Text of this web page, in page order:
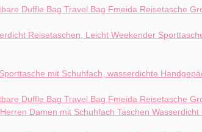
Fmeida Reisetasche
Fmeida Reisetasche